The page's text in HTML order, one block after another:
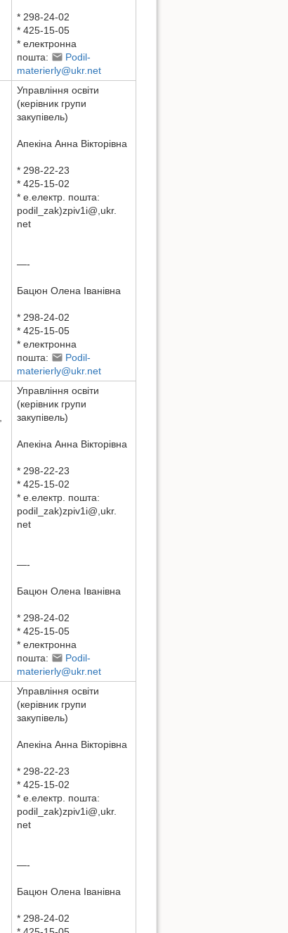
* 298-24-02
* 425-15-05
* електронна
пошта:
Podil-
materierly@ukr.net
Управління освіти
(керівник групи
закупівель)
Aпекіна Aнна Вікторівна
* 298-22-23
* 425-15-02
* e.електр. пошта:
podil_zak)zpiv1i@,ukr.
net
—-
Бацюн Олена Іванівна
* 298-24-02
* 425-15-05
* електронна
пошта:
Podil-
materierly@ukr.net
Управління освіти
(керівник групи
закупівель)
Aпекіна Aнна Вікторівна
* 298-22-23
* 425-15-02
* e.електр. пошта:
podil_zak)zpiv1i@,ukr.
net
—-
Бацюн Олена Іванівна
* 298-24-02
* 425-15-05
* електронна
пошта:
Podil-
materierly@ukr.net
Управління освіти
(керівник групи
закупівель)
Aпекіна Aнна Вікторівна
* 298-22-23
* 425-15-02
* e.електр. пошта:
podil_zak)zpiv1i@,ukr.
net
—-
Бацюн Олена Іванівна
* 298-24-02